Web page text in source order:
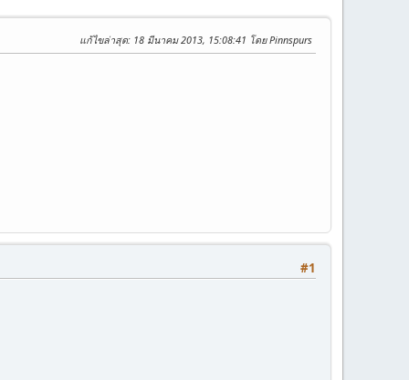
แก้ไขล่าสุด: 18 มีนาคม 2013, 15:08:41 โดย Pinnspurs
#1